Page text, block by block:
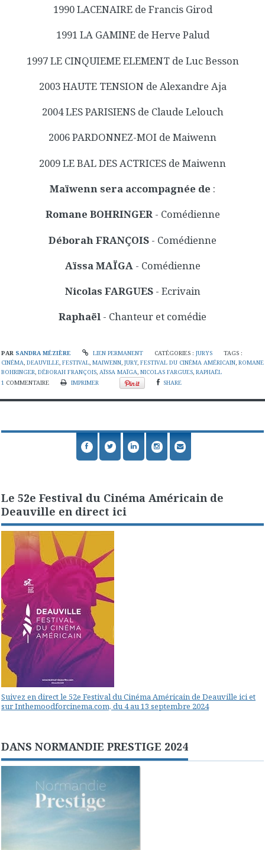
1990 LACENAIRE de Francis Girod
1991 LA GAMINE de Herve Palud
1997 LE CINQUIEME ELEMENT de Luc Besson
2003 HAUTE TENSION de Alexandre Aja
2004 LES PARISIENS de Claude Lelouch
2006 PARDONNEZ-MOI de Maiwenn
2009 LE BAL DES ACTRICES de Maiwenn
Maïwenn sera accompagnée de :
Romane BOHRINGER- Comédienne
Déborah FRANÇOIS - Comédienne
Aïssa MAÏGA- Comédienne
Nicolas FARGUES- Ecrivain
Raphaël - Chanteur et comédie
PAR SANDRA MÉZIÈRE LIEN PERMANENT CATÉGORIES :JURYS
TAGS :
CINÉMA DEAUVILLE FESTIVAL MAIWENN JURY, FESTIVAL DU CINÉMA AMÉRICAIN ROMANE
BOHRINGER DÉBORAH FRANÇOIS AÏSSA MAÏGA NICOLAS FARGUES RAPHAËL
1 COMMENTAIRE IMPRIMER SHARE
Le 52e Festival du Cinéma Américain de
Deauville en direct ici
Suivez en direct le 52e Festival du Cinéma Américain de Deauville ici et
sur Inthemoodforcinema.com, du 4 au 13 septembre 2024
DANS NORMANDIE PRESTIGE 2024